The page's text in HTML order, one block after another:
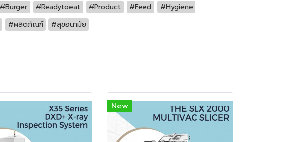
#Burger #Readytoeat #Product #Feed
#Hygiene
#ผลิตภัณฑ์ #สุขอนามัย
New